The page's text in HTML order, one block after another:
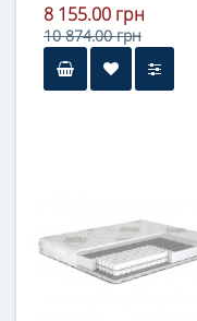
8 155.00 грн
10 874.00 грн